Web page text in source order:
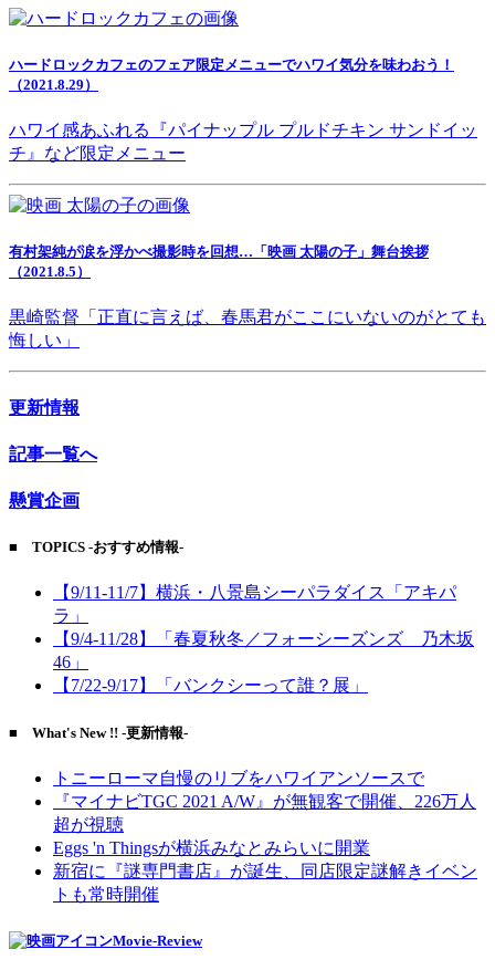
ハードロックカフェのフェア限定メニューでハワイ気分を味わおう！
（2021.8.29）
ハワイ感あふれる『パイナップル プルドチキン サンドイッ
チ』など限定メニュー
有村架純が涙を浮かべ撮影時を回想…「映画 太陽の子」舞台挨拶
（2021.8.5）
黒崎監督「正直に言えば、春馬君がここにいないのがとても
悔しい」
更新情報
記事一覧へ
懸賞企画
■ TOPICS -おすすめ情報-
【9/11-11/7】横浜・八景島シーパラダイス「アキパ
ラ」
【9/4-11/28】「春夏秋冬／フォーシーズンズ 乃木坂
46」
【7/22-9/17】「バンクシーって誰？展」
■ What's New !! -更新情報-
トニーローマ自慢のリブをハワイアンソースで
『マイナビTGC 2021 A/W』が無観客で開催、226万人
超が視聴
Eggs 'n Thingsが横浜みなとみらいに開業
新宿に『謎専門書店』が誕生、同店限定謎解きイベン
トも常時開催
Movie-Review